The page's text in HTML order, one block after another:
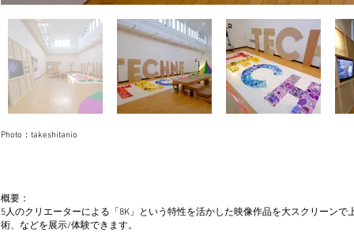
Photo：takeshitanio
概要：
5人のクリエーターによる「8K」という特性を活かした映像作品を大スクリーンで
術、などを展示/体験できます。